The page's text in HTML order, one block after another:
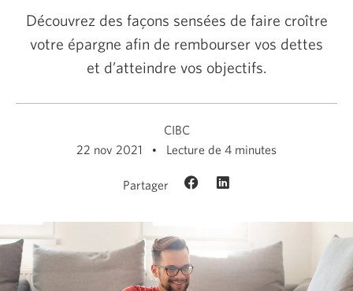
Découvrez des façons sensées de faire croître
votre épargne afin de rembourser vos dettes
et d’atteindre vos objectifs.
CIBC
22 nov 2021
Lecture de 4 minutes
Partager